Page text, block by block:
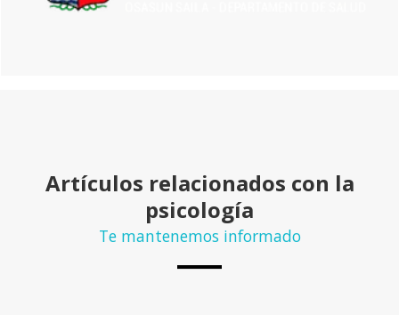
Artículos relacionados con la
psicología
Te mantenemos informado